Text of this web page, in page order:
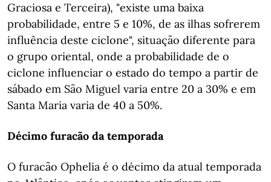
Graciosa e Terceira), "existe uma baixa
probabilidade, entre 5 e 10%, de as ilhas sofrerem
influência deste ciclone", situação diferente para
o grupo oriental, onde a probabilidade de o
ciclone influenciar o estado do tempo a partir de
sábado em São Miguel varia entre 20 a 30% e em
Santa Maria varia de 40 a 50%.
Décimo furacão da temporada
O furacão Ophelia é o décimo da atual temporada